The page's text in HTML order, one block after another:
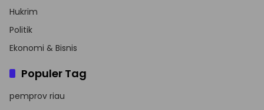
Hukrim
Politik
Ekonomi & Bisnis
Populer Tag
pemprov riau